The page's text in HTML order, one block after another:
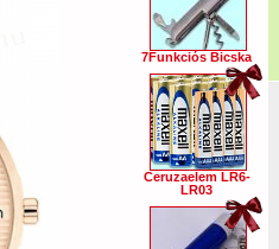
7Funkciós Bicska
Ceruzaelem LR6-
LR03